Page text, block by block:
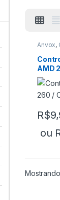
Anvox,
AMD
R$
ou